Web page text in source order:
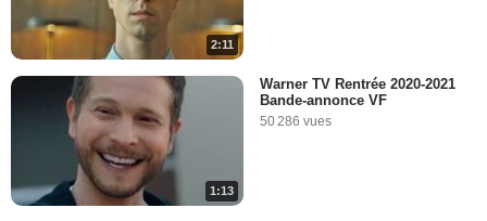
2:11
1:13
Warner TV Rentrée 2020-2021
Bande-annonce VF
50 286 vues